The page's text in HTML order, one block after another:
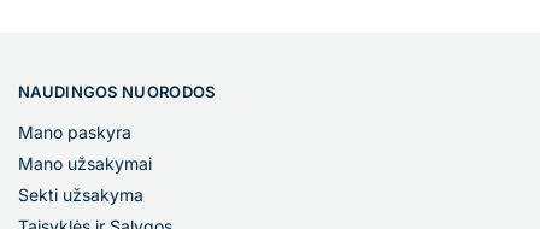
NAUDINGOS NUORODOS
Mano paskyra
Mano užsakymai
Sekti užsakyma